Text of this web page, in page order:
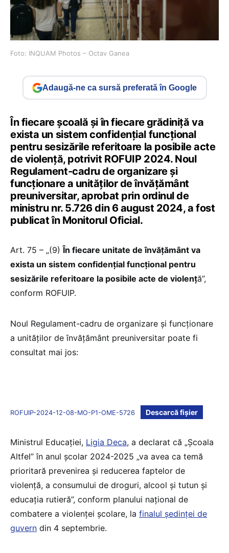
Foto: INQUAM Photos – Octav Ganea
Adaugă-ne ca sursă preferată în Google
În fiecare școală și în fiecare grădiniță va
exista un sistem confidențial funcțional
pentru sesizările referitoare la posibile acte
de violență, potrivit ROFUIP 2024. Noul
Regulament-cadru de organizare și
funcționare a unităților de învățământ
preuniversitar, aprobat prin ordinul de
ministru nr. 5.726 din 6 august 2024, a fost
publicat în Monitorul Oficial.
Art. 75 – „(9)În fiecare unitate de învățământ va
exista un sistem confidențial funcțional pentru
sesizările referitoare la posibile acte de violență”,
conform ROFUIP.
Noul Regulament-cadru de organizare și funcționare
a unităților de învățământ preuniversitar poate fi
consultat mai jos:
ROFUIP-2024-12-08-MO-P1-OME-5726 Descarcă fișier
Ministrul Educației, Ligia Deca, a declarat că „Școala
Altfel” în anul școlar 2024-2025 „va avea ca temă
prioritară prevenirea și reducerea faptelor de
violență, a consumului de droguri, alcool și tutun și
educația rutieră”, conform planului național de
combatere a violenței școlare, la finalul ședinței de
guvern din 4 septembrie.